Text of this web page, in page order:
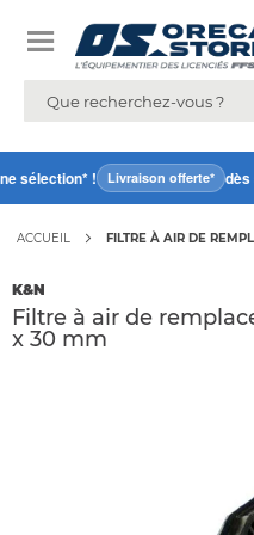
sélection* ! Livraison offerte* dès
ACCUEIL FILTRE À AIR DE
K&N
Filtre à air de
x 30 mm